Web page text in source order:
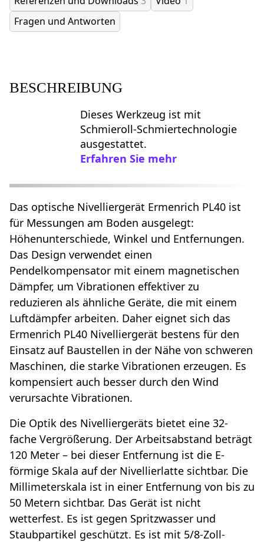
Fragen und Antworten
BESCHREIBUNG
Dieses Werkzeug ist mit
Schmieroll-Schmiertechnologie
ausgestattet.
Erfahren Sie mehr
Das optische Nivelliergerät Ermenrich PL40 ist
für Messungen am Boden ausgelegt:
Höhenunterschiede, Winkel und Entfernungen.
Das Design verwendet einen
Pendelkompensator mit einem magnetischen
Dämpfer, um Vibrationen effektiver zu
reduzieren als ähnliche Geräte, die mit einem
Luftdämpfer arbeiten. Daher eignet sich das
Ermenrich PL40 Nivelliergerät bestens für den
Einsatz auf Baustellen in der Nähe von schweren
Maschinen, die starke Vibrationen erzeugen. Es
kompensiert auch besser durch den Wind
verursachte Vibrationen.
Die Optik des Nivelliergeräts bietet eine 32-
fache Vergrößerung. Der Arbeitsabstand beträgt
120 Meter – bei dieser Entfernung ist die E-
förmige Skala auf der Nivellierlatte sichtbar. Die
Millimeterskala ist in einer Entfernung von bis zu
50 Metern sichtbar. Das Gerät ist nicht
wetterfest. Es ist gegen Spritzwasser und
Staubpartikel geschützt. Es ist mit 5/8-Zoll-